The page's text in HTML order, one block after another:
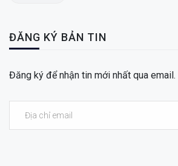
ĐĂNG KÝ BẢN TIN
Đăng ký để nhận tin mới nhất qua email.